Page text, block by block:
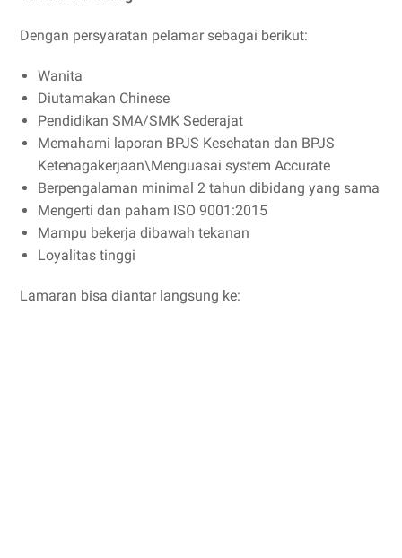
Dengan persyaratan pelamar sebagai berikut:
Wanita
Diutamakan Chinese
Pendidikan SMA/SMK Sederajat
Memahami laporan BPJS Kesehatan dan BPJS
Ketenagakerjaan\Menguasai system Accurate
Berpengalaman minimal 2 tahun dibidang yang sama
Mengerti dan paham ISO 9001:2015
Mampu bekerja dibawah tekanan
Loyalitas tinggi
Lamaran bisa diantar langsung ke: